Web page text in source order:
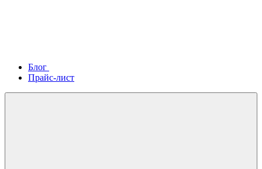
Блог
Прайс-лист